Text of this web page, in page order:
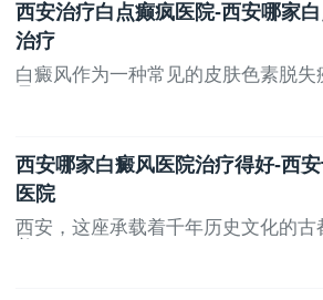
较好的帮助恢复。
好了，以上就是我们今天今天
治疗白癜风医院：皮肤上有小白斑点
才可以比较好的确认治疗。
西安治疗白点癫疯医院-西安哪家
治疗
白癜风作为一种常见的皮肤色素脱失
西安哪家白癜风医院治疗得好-西
医院
西安，这座承载着千年历史文化的古